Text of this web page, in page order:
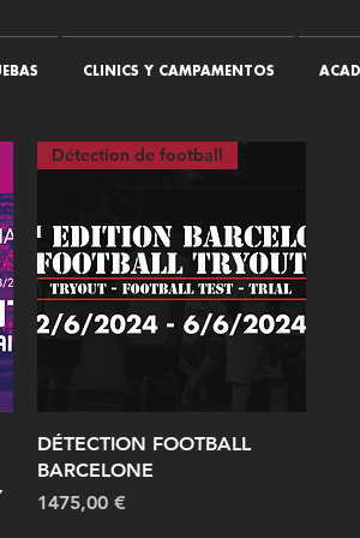
CLINICS Y CAMPAMENTOS
Vista rápida
Détection de football
DÉTECTION FOOTBALL
BARCELONE
Precio
1475,00 €